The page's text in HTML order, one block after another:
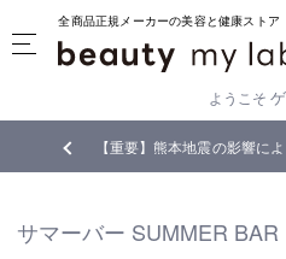
全商品正規メーカーの美容と健康ストア
ようこそ
【重要】熊本地震の影響に
サマーバー SUMMER BAR